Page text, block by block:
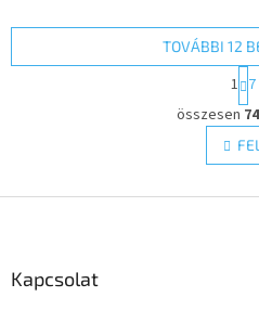
acéllemez keréktárcsa, fekete,
L
i
s
t
TOVÁBBI 12
L
a
p
o
z
á
1 7
összesen 74
FEL
Kapcsolat